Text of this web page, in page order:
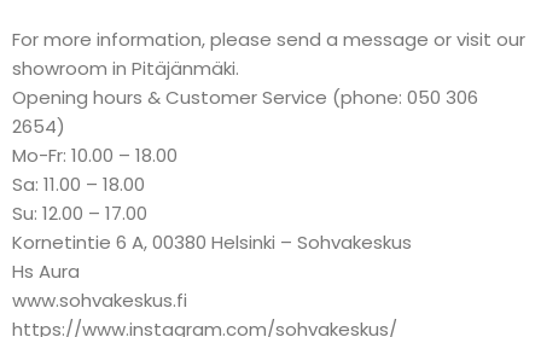
For more information, please send a message or visit our
showroom in Pitäjänmäki.
Opening hours & Customer Service (phone: 050 306
2654)
Mo-Fr: 10.00 – 18.00
Sa: 11.00 – 18.00
Su: 12.00 – 17.00
Kornetintie 6 A, 00380 Helsinki – Sohvakeskus
Hs Aura
www.sohvakeskus.fi
https://www.instagram.com/sohvakeskus/